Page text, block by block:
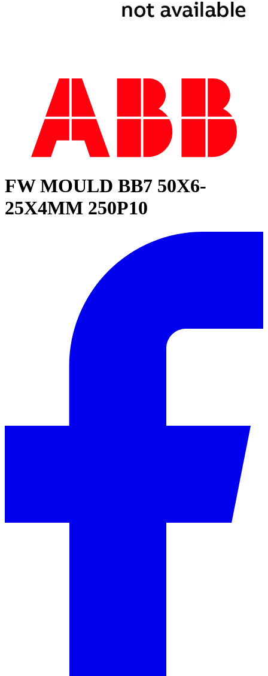
FW MOULD BB7 50X6-
25X4MM 250P10